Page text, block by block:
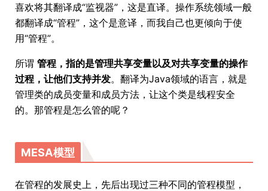
喜欢将其翻译成“监视器”，这是直译。操作系统领域一般
都翻译成“管程”，这个是意译，而我自己也更倾向于使
用“管程”。
所谓 管程，指的是管理共享变量以及对共享变量的操作
过程，让他们支持并发。翻译为Java领域的语言，就是
管理类的成员变量和成员方法，让这个类是线程安全
的。那管程是怎么管的呢？
MESA模型
在管程的发展史上，先后出现过三种不同的管程模型，